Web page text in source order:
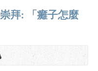
拜: 「癱子怎麼